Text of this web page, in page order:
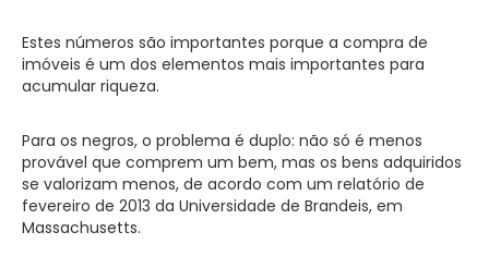
Estes números são importantes porque a compra de
imóveis é um dos elementos mais importantes para
acumular riqueza.
Para os negros, o problema é duplo: não só é menos
provável que comprem um bem, mas os bens adquiridos
se valorizam menos, de acordo com um relatório de
fevereiro de 2013 da Universidade de Brandeis, em
Massachusetts.